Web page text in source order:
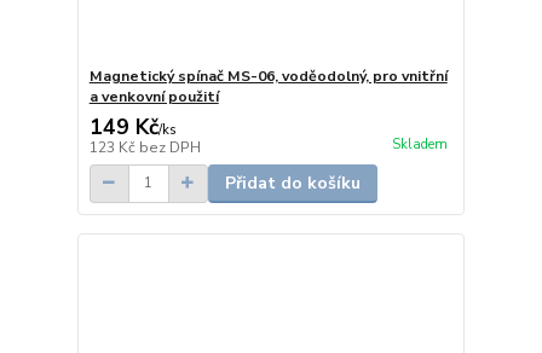
Magnetický spínač MS-06, voděodolný, pro vnitřní
a venkovní použití
149 Kč/ks
123 Kč bez DPH Skladem
Přidat do košíku